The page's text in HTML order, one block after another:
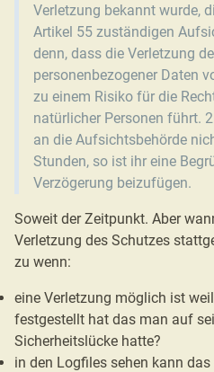
Verletzung bekannt wurde,
Artikel 55 zuständigen
denn, dass die Verletzung
personenbezogener Daten
zu einem Risiko für die
natürlicher Personen führt.
an die Aufsichtsbehörde
Stunden, so ist ihr eine
Verzögerung beizufügen.
Soweit der Zeitpunkt. Aber
Verletzung des Schutzes
zu wenn:
eine Verletzung möglich ist
festgestellt hat das man auf
Sicherheitslücke hatte?
in den Logfiles sehen kann